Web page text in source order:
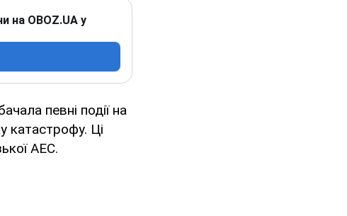
на OBOZ.UA у
певні події на
катастрофу. Ці
АЕС.